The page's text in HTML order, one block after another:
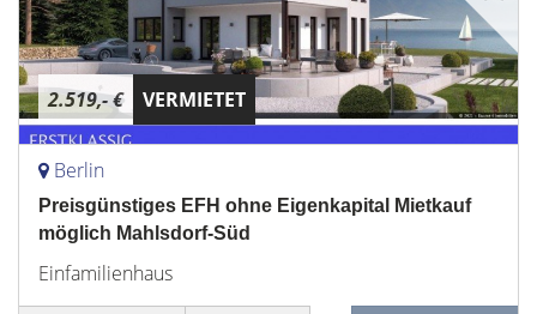
2.519,- € VERMIETET
Berlin
Preisgünstiges EFH ohne Eigenkapital Mietkauf
möglich Mahlsdorf-Süd
Einfamilienhaus